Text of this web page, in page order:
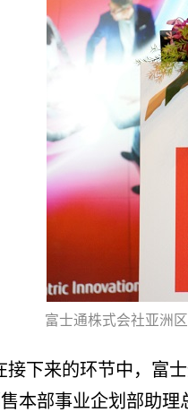
富士通株式会社亚洲
接下来的环节中，富
本部事业企划部助